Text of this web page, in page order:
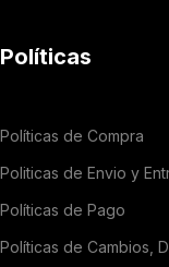
Políticas
Políticas de Compra
Politicas de Envio y
Políticas de Pago
Políticas de Cambios,